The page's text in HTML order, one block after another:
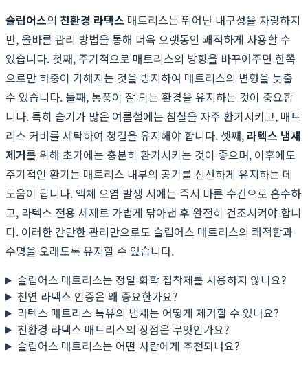
슬립어스의 친환경 라텍스 매트리스는 뛰어난 내구성을 자랑하지
만, 올바른 관리 방법을 통해 더욱 오랫동안 쾌적하게 사용할 수
있습니다. 첫째, 주기적으로 매트리스의 방향을 바꾸어주면 한쪽
으로만 하중이 가해지는 것을 방지하여 매트리스의 변형을 늦출
수 있습니다. 둘째, 통풍이 잘 되는 환경을 유지하는 것이 중요합
니다. 특히 습기가 많은 여름철에는 침실을 자주 환기시키고, 매트
리스 커버를 세탁하여 청결을 유지해야 합니다. 셋째, 라텍스 냄새
제거를 위해 초기에는 충분히 환기시키는 것이 좋으며, 이후에도
주기적인 환기는 매트리스 내부의 공기를 신선하게 유지하는 데
도움이 됩니다. 액체 오염 발생 시에는 즉시 마른 수건으로 흡수하
고, 라텍스 전용 세제로 가볍게 닦아낸 후 완전히 건조시켜야 합니
다. 이러한 간단한 관리만으로도 슬립어스 매트리스의 쾌적함과
수명을 오래도록 유지할 수 있습니다.
슬립어스 매트리스는 정말 화학 접착제를 사용하지 않나요?
천연 라텍스 인증은 왜 중요한가요?
라텍스 매트리스 특유의 냄새는 어떻게 제거할 수 있나요?
친환경 라텍스 매트리스의 장점은 무엇인가요?
슬립어스 매트리스는 어떤 사람에게 추천되나요?